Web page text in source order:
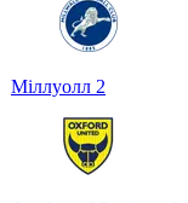
Міллуолл 2